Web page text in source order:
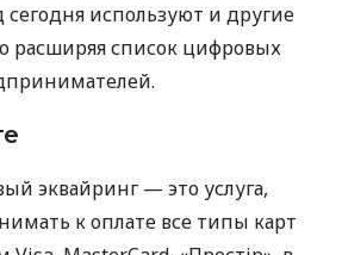
используют и другие
расширяя список цифровых
эквайринг — это услуга,
к оплате все типы карт